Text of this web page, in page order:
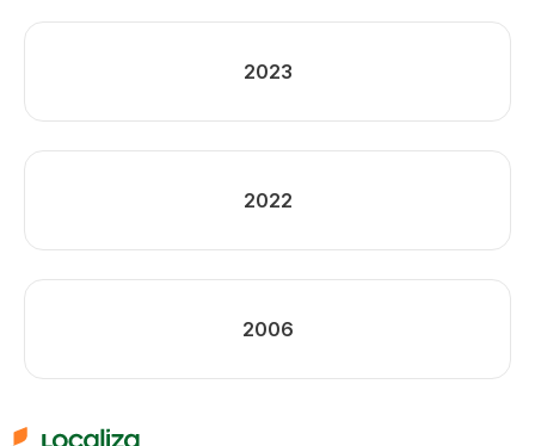
2023
2022
2006